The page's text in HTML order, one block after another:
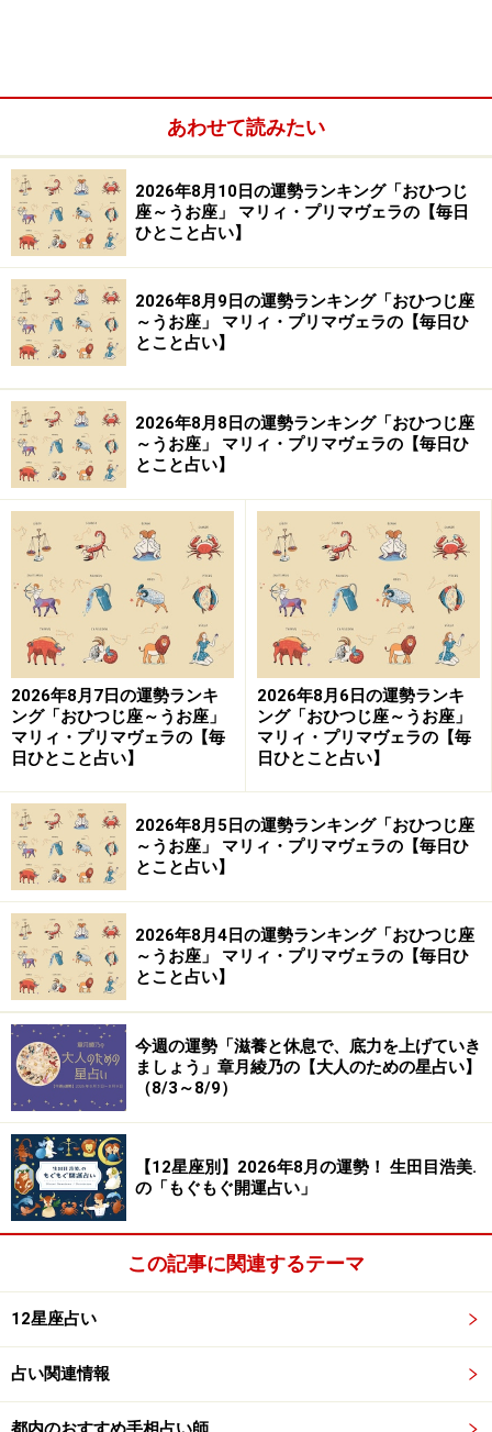
Amazonで占い関連の商品をチェック！
楽天市場で占い関連の商品をチェック！
あわせて読みたい
2026年8月10日の運勢ランキング「おひつじ
座～うお座」 マリィ・プリマヴェラの【毎日
ひとこと占い】
2026年8月9日の運勢ランキング「おひつじ座
～うお座」 マリィ・プリマヴェラの【毎日ひ
とこと占い】
2026年8月8日の運勢ランキング「おひつじ座
～うお座」 マリィ・プリマヴェラの【毎日ひ
とこと占い】
2026年8月7日の運勢ランキ
ング「おひつじ座～うお座」
マリィ・プリマヴェラの【毎
日ひとこと占い】
2026年8月6日の運勢ランキ
ング「おひつじ座～うお座」
マリィ・プリマヴェラの【毎
日ひとこと占い】
2026年8月5日の運勢ランキング「おひつじ座
～うお座」 マリィ・プリマヴェラの【毎日ひ
とこと占い】
2026年8月4日の運勢ランキング「おひつじ座
～うお座」 マリィ・プリマヴェラの【毎日ひ
とこと占い】
今週の運勢「滋養と休息で、底力を上げていき
ましょう」章月綾乃の【大人のための星占い】
（8/3～8/9）
【12星座別】2026年8月の運勢！ 生田目浩美.
の「もぐもぐ開運占い」
この記事に関連するテーマ
12星座占い
占い関連情報